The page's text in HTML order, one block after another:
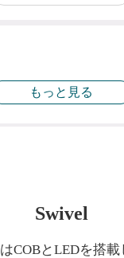
もっと見る
Swivel
COBとLEDを搭載